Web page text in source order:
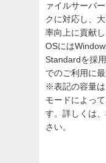
ァイルサーバ
クに対応し、
率向上に貢献し
OSには
Standardを採
でのご利用に最
※表記の容量
モードによっ
す。詳しくは
さい。